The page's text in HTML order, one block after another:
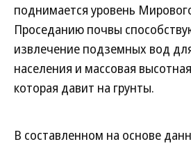
поднимается уровень
Проседанию почвы
извлечение подземных вод
населения и массовая
которая давит на грунты.
В составленном на основе